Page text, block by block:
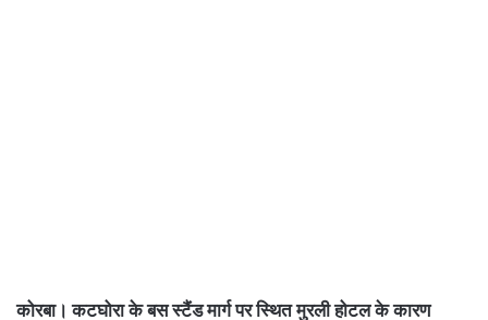
कोरबा। कटघोरा के बस स्टैंड मार्ग पर स्थित मुरली होटल के कारण